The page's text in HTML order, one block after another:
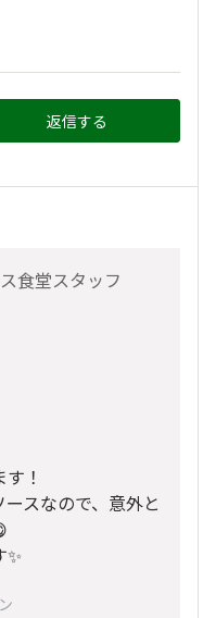
返信する
食堂スタッフ
！
スなので、意外と